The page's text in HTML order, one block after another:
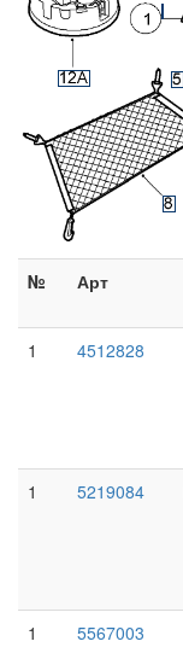
№ Арт
1 4512828
1
5219084
1
5567003